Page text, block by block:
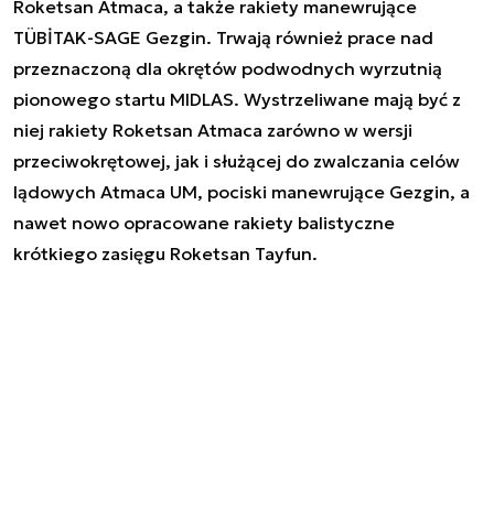
Roketsan Atmaca, a także rakiety manewrujące
TÜBİTAK-SAGE Gezgin. Trwają również prace nad
przeznaczoną dla okrętów podwodnych wyrzutnią
pionowego startu MIDLAS. Wystrzeliwane mają być z
niej rakiety Roketsan Atmaca zarówno w wersji
przeciwokrętowej, jak i służącej do zwalczania celów
lądowych Atmaca UM, pociski manewrujące Gezgin, a
nawet nowo opracowane rakiety balistyczne
krótkiego zasięgu Roketsan Tayfun.